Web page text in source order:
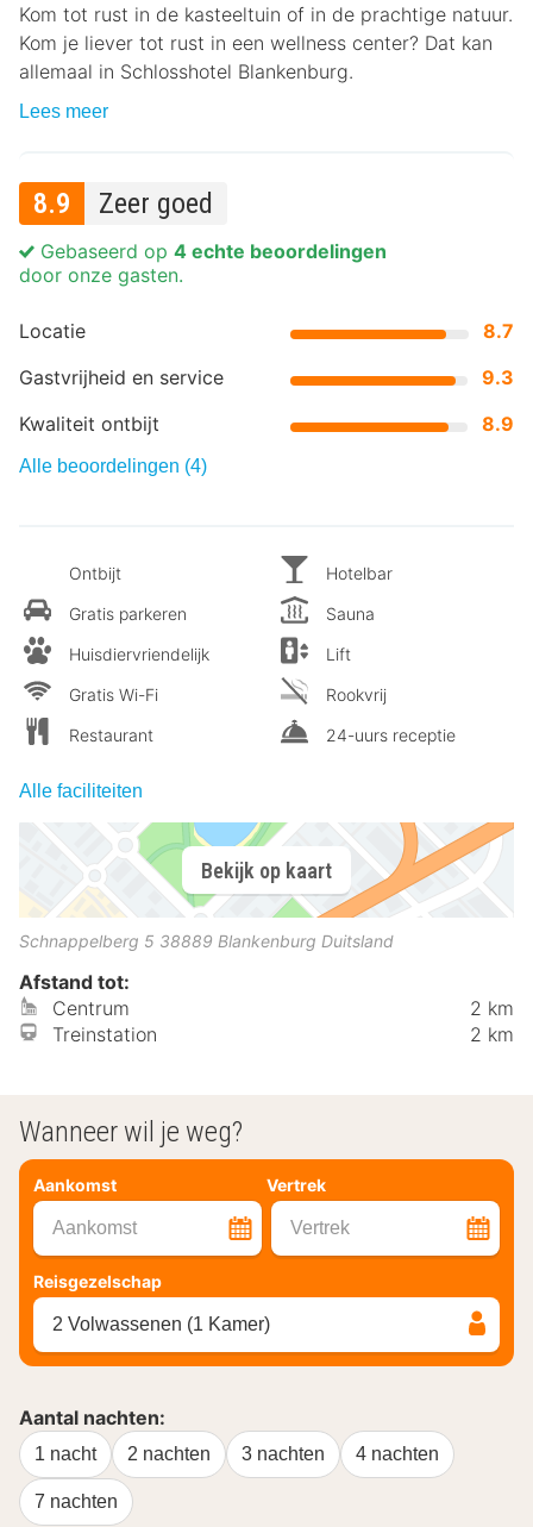
Kom tot rust in de kasteeltuin of in de prachtige natuur.
Kom je liever tot rust in een wellness center? Dat kan
allemaal in Schlosshotel Blankenburg.
Lees meer
8.9 Zeer goed
Locatie
8.7
Gastvrijheid en service
9.3
Kwaliteit ontbijt
8.9
Gebaseerd op 4 echte beoordelingen
door onze gasten.
Alle beoordelingen (4)
Ontbijt
Gratis parkeren
Huisdiervriendelijk
Gratis Wi-Fi
Restaurant
Hotelbar
Sauna
Lift
Rookvrij
24-uurs receptie
Alle faciliteiten
Bekijk op kaart
Schnappelberg 5 38889 Blankenburg Duitsland
Afstand tot:
Centrum
2 km
Treinstation
2 km
Wanneer wil je weg?
Aankomst Vertrek
Aankomst Vertrek
Reisgezelschap
2 Volwassenen (1 Kamer)
Aantal nachten:
1 nacht 2 nachten 3 nachten 4 nachten
7 nachten